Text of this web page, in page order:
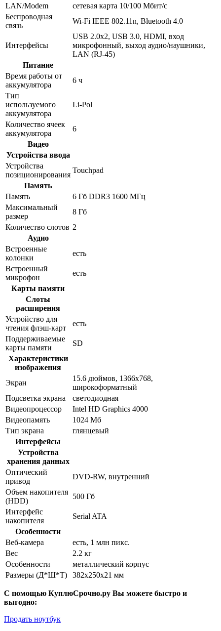
LAN/Modem
сетевая карта 10/100 Мбит/c
Беспроводная
связь
Wi-Fi IEEE 802.11n, Bluetooth 4.0
Интерфейсы
USB 2.0x2, USB 3.0, HDMI, вход
микрофонный, выход аудио/наушники,
LAN (RJ-45)
Питание
Время работы от
аккумулятора
6 ч
Тип
используемого
аккумулятора
Li-Pol
Количество ячеек
аккумулятора
6
Видео
Устройства ввода
Устройства
позиционирования
Touchpad
Память
Память
6 Гб DDR3 1600 МГц
Максимальный
размер
8 Гб
Количество слотов 2
Аудио
Встроенные
колонки
есть
Встроенный
микрофон
есть
Карты памяти
Слоты
расширения
Устройство для
чтения флэш-карт
есть
Поддерживаемые
карты памяти
SD
Характеристики
изображения
Экран
15.6 дюймов, 1366x768,
широкоформатный
Подсветка экрана
светодиодная
Видеопроцессор
Intel HD Graphics 4000
Видеопамять
1024 Мб
Тип экрана
глянцевый
Интерфейсы
Устройства
хранения данных
Оптический
привод
DVD-RW, внутренний
Объем накопителя
(HDD)
500 Гб
Интерфейс
накопителя
Serial ATA
Особенности
Веб-камера
есть, 1 млн пикс.
Вес
2.2 кг
Особенности
металлический корпус
Размеры (Д*Ш*Т)
382x250x21 мм
С помощью КуплюСрочно.ру Вы можете быстро и
выгодно:
Продать ноутбук